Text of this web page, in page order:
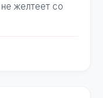
желтеет со